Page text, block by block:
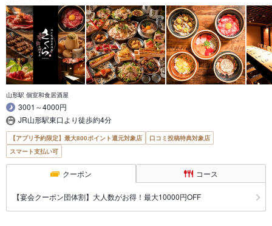
山形駅 個室和食居酒屋
3001～4000円
JR山形駅東口より徒歩約4分
【アプリ予約限定】最大800ポイント還元対象店
口コミ投稿特典対象店
スマート支払い可
クーポン コース
【宴会クーポン団体割】大人数がお得！最大10000円OFF